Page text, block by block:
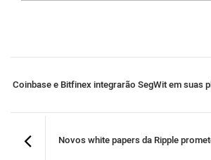
Coinbase e Bitfinex integrarão SegWit em suas
Novos white papers da Ripple